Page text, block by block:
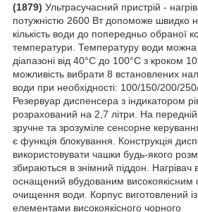
(1879) Ультрасучасний пристрій -
потужністю 2600 Вт допоможе швидко
кількість води до попередньо обраної
температури. Температуру води можна
діапазоні від 40°С до 100°С з кроком
можливість вибрати 8 встановлених
води при необхідності: 100/150/200/
Резервуар диспенсера з індикатором
розрахований на 2,7 літри. На
зручне та зрозуміле сенсорне
є функція блокування. Конструкція
використовувати чашки будь-якого
збираються в знімний піддон.
оснащений вбудованим високоякісним
очищення води. Корпус виготовлений із
елементами високоякісного чорного